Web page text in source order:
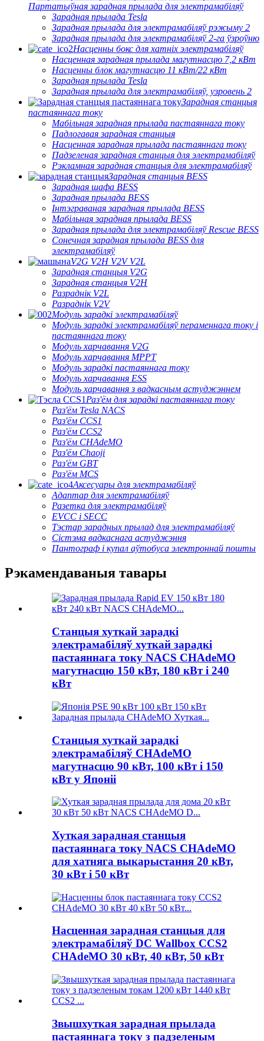
Партатыўная зарадная прылада для электрамабіляў
Зарадная прылада Tesla
Зарадная прылада для электрамабіляў рэжыму 2
Зарадная прылада для электрамабіляў 2-га ўзроўню
Насценны бокс для хатніх электрамабіляў
Насценная зарадная прылада магутнасцю 7,2 кВт
Насценны блок магутнасцю 11 кВт/22 кВт
Зарадная прылада Tesla
Зарадная прылада для электрамабіляў, узровень 2
Зарадная станцыя
пастаяннага току
Мабільная зарадная прылада пастаяннага току
Падлогавая зарадная станцыя
Насценная зарадная прылада пастаяннага току
Падзеленая зарадная станцыя для электрамабіляў
Рэкламная зарадная станцыя для электрамабіляў
Зарадная станцыя BESS
Зарадная шафа BESS
Зарадная прылада BESS
Інтэграваная зарадная прылада BESS
Мабільная зарадная прылада BESS
Зарадная прылада для электрамабіляў Rescue BESS
Сонечная зарадная прылада BESS для
электрамабіляў
V2G V2H V2V V2L
Зарадная станцыя V2G
Зарадная станцыя V2H
Разраднік V2L
Разраднік V2V
Модуль зарадкі электрамабіляў
Модуль зарадкі электрамабіляў пераменнага току і
пастаяннага току
Модуль харчавання V2G
Модуль харчавання MPPT
Модуль зарадкі пастаяннага току
Модуль харчавання ESS
Модуль харчавання з вадкасным астуджэннем
Раз'ём для зарадкі пастаяннага току
Раз'ём Tesla NACS
Раз'ём CCS1
Раз'ём CCS2
Раз'ём CHAdeMO
Раз'ём Chaoji
Раз'ём GBT
Раз'ём MCS
Аксесуары для электрамабіляў
Адаптар для электрамабіляў
Разетка для электрамабіляў
EVCC і SECC
Тэстар зарадных прылад для электрамабіляў
Сістэма вадкаснага астуджэння
Пантограф і купал аўтобуса электроннай пошты
Рэкамендаваныя тавары
Станцыя хуткай зарадкі
электрамабіляў хуткай зарадкі
пастаяннага току NACS CHAdeMO
магутнасцю 150 кВт, 180 кВт і 240
кВт
Станцыя хуткай зарадкі
электрамабіляў CHAdeMO
магутнасцю 90 кВт, 100 кВт і 150
кВт у Японіі
Хуткая зарадная станцыя
пастаяннага току NACS CHAdeMO
для хатняга выкарыстання 20 кВт,
30 кВт і 50 кВт
Насценная зарадная станцыя для
электрамабіляў DC Wallbox CCS2
CHAdeMO 30 кВт, 40 кВт, 50 кВт
Звышхуткая зарадная прылада
пастаяннага току з падзеленым